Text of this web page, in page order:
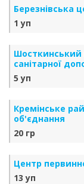
Березнівська
1 уп
Шосткинський
санітарної
5 уп
Кремінське
об'єднання
20 гр
Центр
13 уп